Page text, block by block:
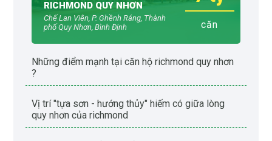
RICHMOND QUY NHƠN
Chế Lan Viên, P. Ghềnh Ráng, Thành
phố Quy Nhơn, Bình Định
căn
những điểm mạnh tại căn hộ richmond quy nhơn
?
vị trí "tựa sơn - hướng thủy" hiếm có giữa lòng
quy nhơn của richmond